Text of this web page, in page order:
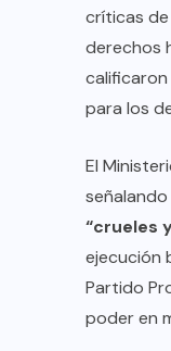
críticas
derechos
calificaron
para los
El
“crueles
ejecución
Partido
poder en